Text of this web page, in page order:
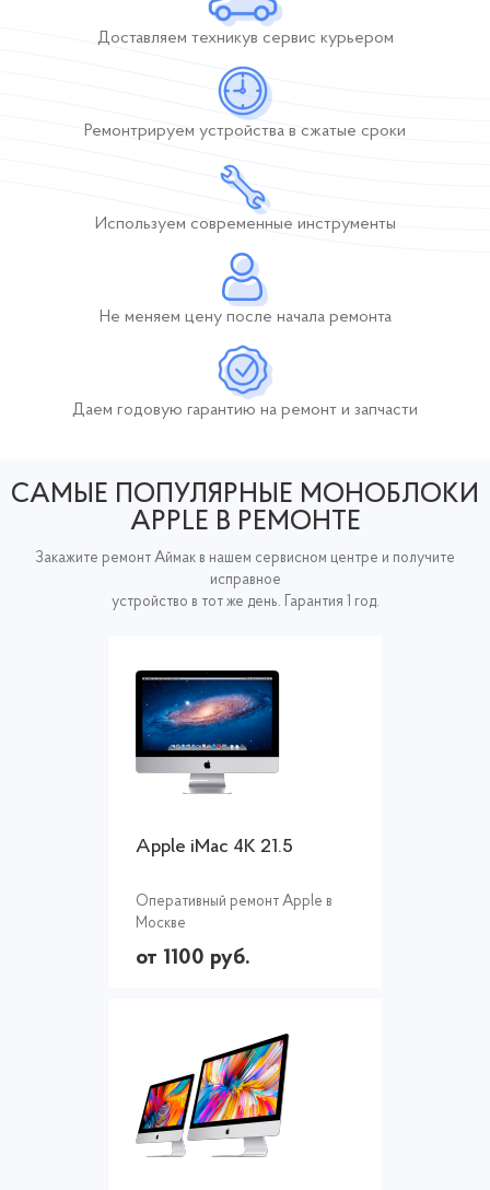
Доставляем техникув сервис курьером
Ремонтрируем устройства в сжатые сроки
Используем современные инструменты
Не меняем цену после начала ремонта
Даем годовую гарантию на ремонт и запчасти
САМЫЕ ПОПУЛЯРНЫЕ МОНОБЛОКИ
APPLE В РЕМОНТЕ
Закажите ремонт Аймак в нашем сервисном центре и получите
исправное
устройство в тот же день. Гарантия 1 год.
Apple iMac 4K 21.5
Оперативный ремонт Apple в
Москве
от 1100 руб.